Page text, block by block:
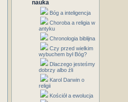
nauka
Bóg a inteligencja
Choroba a religia w
antyku
Chronologia biblijna
Czy przed wielkim
wybuchem był Bóg?
Dlaczego jesteśmy
dobrzy albo źli
Karol Darwin o
religii
Kościół a ewolucja